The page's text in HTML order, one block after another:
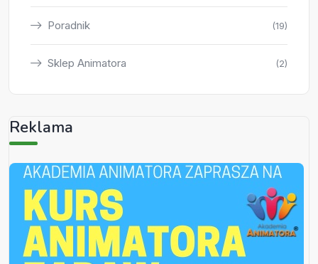
Poradnik (19)
Sklep Animatora (2)
Reklama